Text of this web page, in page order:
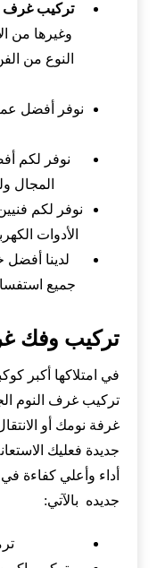
تركيب غرف
وغيرها من
النوع من
نوفر أفضل
نوفر لكم
المجال
نوفر لكم
الأدوات
لدينا
جميع
تركيب وفك
في امتلاكها أكبر
تركيب غرف النوم
غرفة نومك أو
جديدة فعليك
أداء وأعلي كفاءة
جديده بالآتي: